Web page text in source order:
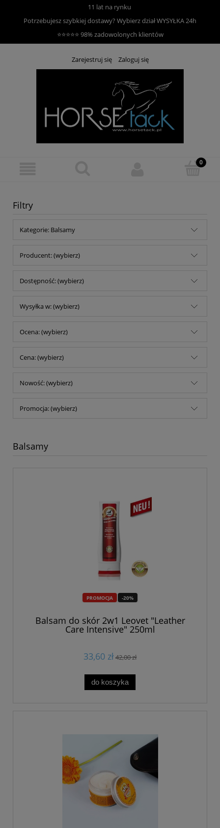
11 lat na rynku
Potrzebujesz szybkiej dostawy? Wybierz działWYSYŁKA 24h
⭐⭐⭐⭐⭐ 98% zadowolonych klientów
Zarejestruj się Zaloguj się
Filtry
Kategorie: Balsamy
Producent: (wybierz)
Dostępność: (wybierz)
Wysyłka w: (wybierz)
Ocena: (wybierz)
Cena: (wybierz)
Nowość: (wybierz)
Promocja: (wybierz)
Balsamy
PROMOCJA -20%
Balsam do skór 2w1 Leovet "Leather
Care Intensive" 250ml
33,60 zł42,00 zł
do koszyka